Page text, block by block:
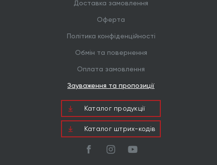
Доставка замовлення
Оферта
Політика конфіденційності
Обмін та повернення
Оплата замовлення
Зауваження та пропозиції
Каталог продукцiї
Каталог штрих-кодів